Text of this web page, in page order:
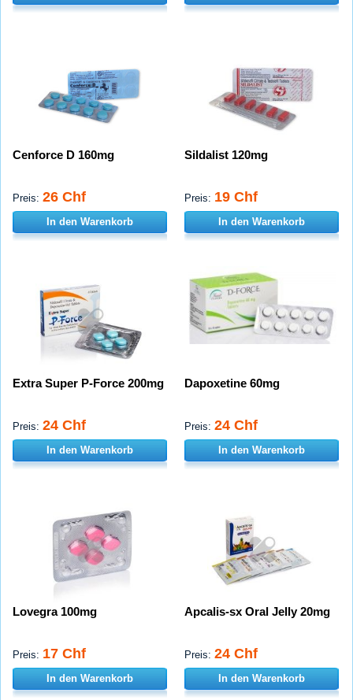
Cenforce D 160mg
Preis: 26 Chf
In den Warenkorb
Sildalist 120mg
Preis: 19 Chf
In den Warenkorb
Extra Super P-Force 200mg
Preis: 24 Chf
In den Warenkorb
Dapoxetine 60mg
Preis: 24 Chf
In den Warenkorb
Lovegra 100mg
Preis: 17 Chf
In den Warenkorb
Apcalis-sx Oral Jelly 20mg
Preis: 24 Chf
In den Warenkorb